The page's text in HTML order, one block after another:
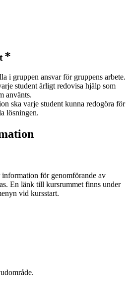
i gruppen ansvar för gruppens arbete.
student ärligt redovisa hjälp som
använts.
ska varje student kunna redogöra för
lösningen.
information för genomförande av
En länk till kursrummet finns under
vid kursstart.